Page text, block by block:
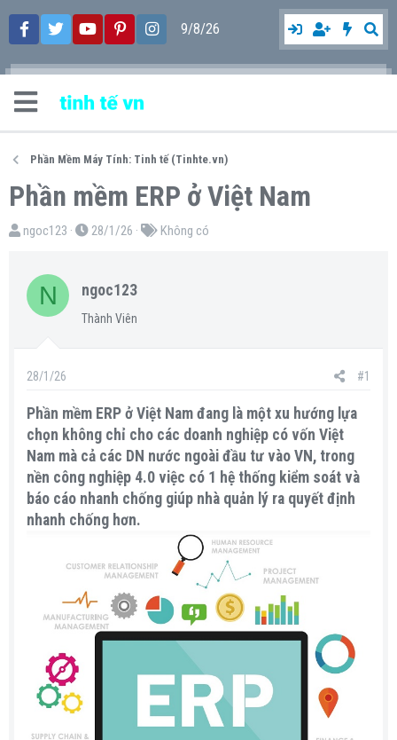
9/8/26
Phần Mềm Máy Tính: Tinh tế (Tinhte.vn)
Phần mềm ERP ở Việt Nam
T
e
a
e
ngoc123
N
y
g
28/1/26
T
Không có
N ngoc123
Thành Viên
28/1/26 #1
Phần mềm ERP ở Việt Nam đang là một xu hướng lựa
chọn không chỉ cho các doanh nghiệp có vốn Việt
Nam mà cả các DN nước ngoài đầu tư vào VN, trong
nền công nghiệp 4.0 việc có 1 hệ thống kiểm soát và
báo cáo nhanh chống giúp nhà quản lý ra quyết định
nhanh chống hơn.​